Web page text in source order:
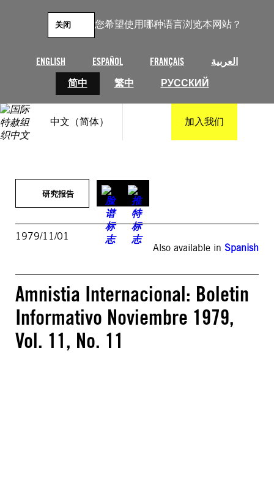
您希望使用哪种语言浏览本网站？
ENGLISH ESPAÑOL FRANÇAIS
العربية
简中
繁中 РУССКИЙ
关闭
中文（简体） 加入我们
研究报告
1979/11/01
Also available in Spanish
Amnistia Internacional: Boletin
Informativo Noviembre 1979,
Vol. 11, No. 11